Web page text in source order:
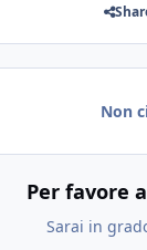
Non
Per favore
Sarai in